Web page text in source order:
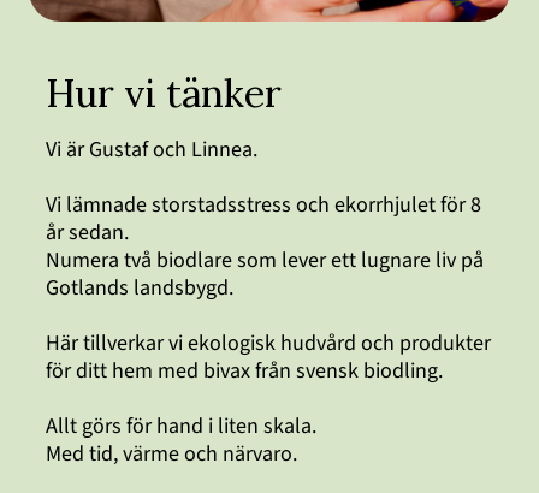
Hur vi tänker
Vi är Gustaf och Linnea.
Vi lämnade storstadsstress och ekorrhjulet för 8
år sedan.
Numera två biodlare som lever ett lugnare liv på
Gotlands landsbygd.
Här tillverkar vi ekologisk hudvård och produkter
för ditt hem med bivax från svensk biodling.
Allt görs för hand i liten skala.
Med tid, värme och närvaro.